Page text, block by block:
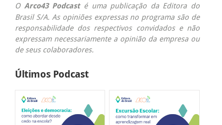
O Arco43 Podcasté uma publicação da Editora do
Brasil S/A. As opiniões expressas no programa são de
responsabilidade dos respectivos convidados e não
expressam necessariamente a opinião da empresa ou
de seus colaboradores.
Últimos Podcast